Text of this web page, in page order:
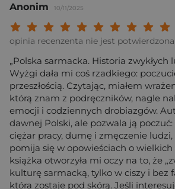
Anonim 10/11/2025
Twoja
Twoja
Twoja ocena:
Twoja ocena:
Twoja ocena:
Twoja ocena: Może być 4/
Twoja ocena: Słaba 3/10"
Twoja ocena: Bardzo słaba 2/10"
Twoja ocena: Beznadziejna 1/10"
opinia recenzenta nie jest
„Polska sarmacka. Historia zwykłych
Wyżgi dała mi coś rzadkiego:
przeszłością. Czytając, miałem
którą znam z podręczników, nagle
emocji i codziennych drobiazgów.
dawnej Polski, ale pozwala ją
ciężar pracy, dumę i zmęczenie
pomija się w opowieściach o wielkich
książka otworzyła mi oczy na to, że
kulturę sarmacką, tylko w ciszy i bez
która zostaje pod skórą. Jeśli